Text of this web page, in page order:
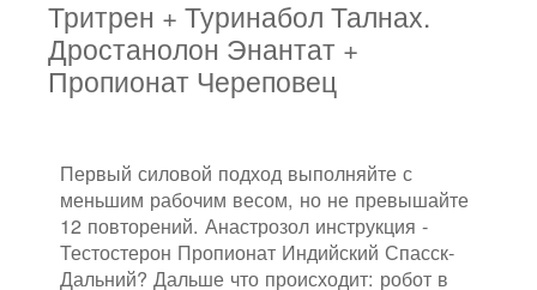
Тритрен + Туринабол Талнах.
Дростанолон Энантат +
Пропионат Череповец
Первый силовой подход выполняйте с
меньшим рабочим весом, но не превышайте
12 повторений. Анастрозол инструкция -
Тестостерон Пропионат Индийский Спасск-
Дальний? Дальше что происходит: робот в